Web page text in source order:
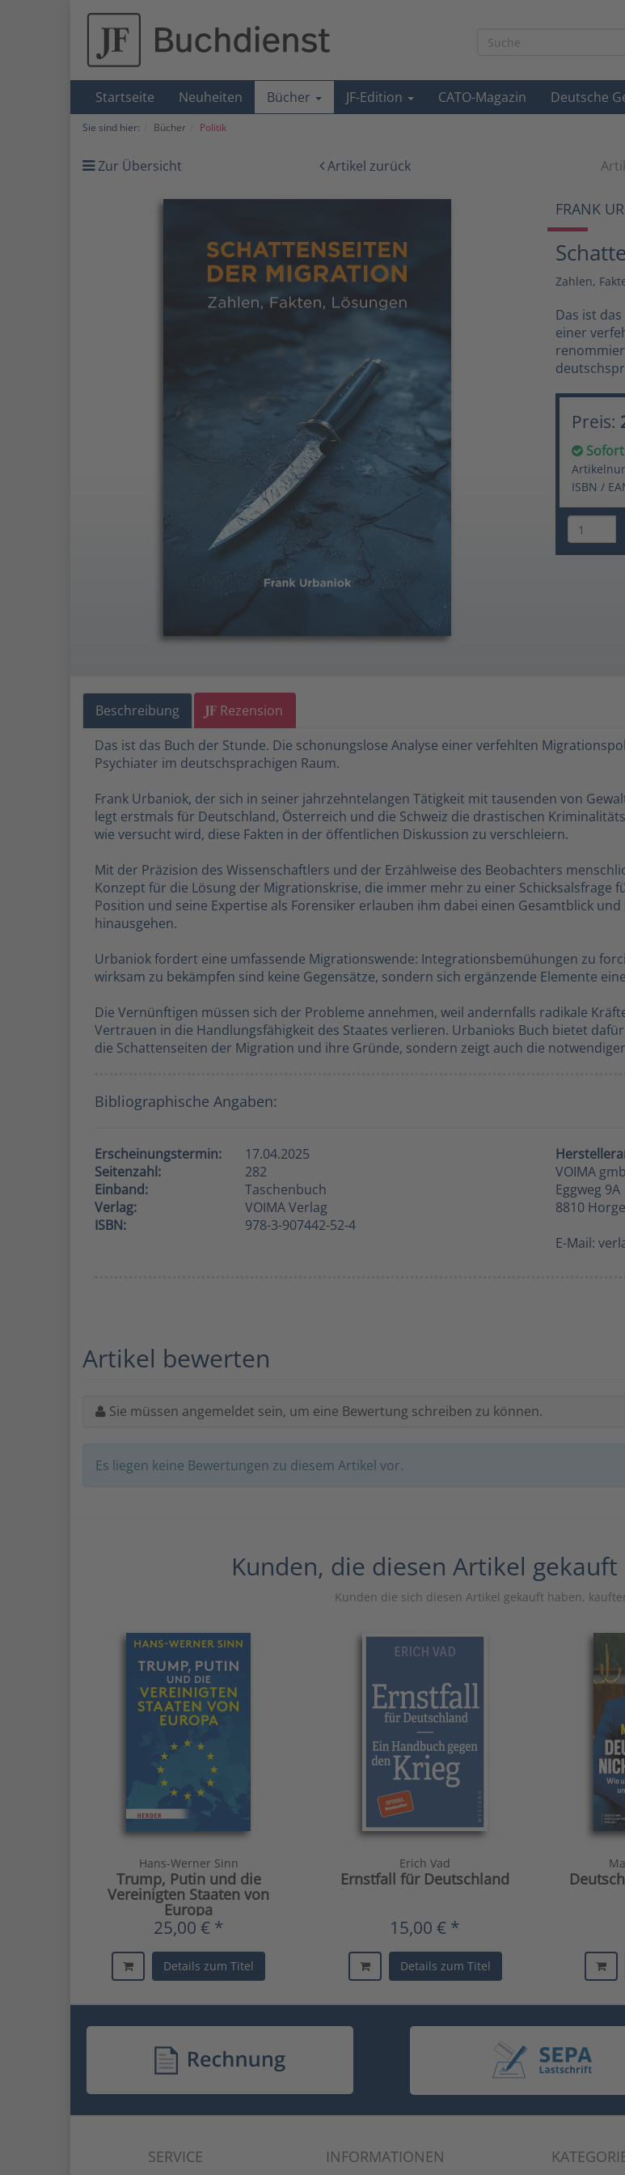
Startseite Neuheiten Bücher JF-Edition CATO-Magazin Deutsche
Sie sind hier: Bücher Politik
Zur Übersicht Artikel zurück
FRANK
Zahlen,
Das ist
einer
Preis:
ISBN /
Beschreibung
Rezension
Das ist das Buch der Stunde. Die schonungslose Analyse einer verfehlten
Psychiater im deutschsprachigen Raum.
Frank Urbaniok, der sich in seiner jahrzehntelangen Tätigkeit mit tausenden von
legt erstmals für Deutschland, Österreich und die Schweiz die drastischen
wie versucht wird, diese Fakten in der öffentlichen Diskussion zu verschleiern.
Mit der Präzision des Wissenschaftlers und der Erzählweise des Beobachters
Konzept für die Lösung der Migrationskrise, die immer mehr zu einer Schicksalsfrage
Position und seine Expertise als Forensiker erlauben ihm dabei einen Gesamtblick
hinausgehen.
Urbaniok fordert eine umfassende Migrationswende: Integrationsbemühungen zu
wirksam zu bekämpfen sind keine Gegensätze, sondern sich ergänzende Elemente
Die Vernünftigen müssen sich der Probleme annehmen, weil andernfalls radikale
Vertrauen in die Handlungsfähigkeit des Staates verlieren. Urbanioks Buch bietet
die Schattenseiten der Migration und ihre Gründe, sondern zeigt auch die
Bibliographische Angaben:
Erscheinungstermin:
17.04.2025
Seitenzahl:
282
Einband:
Taschenbuch
Verlag:
VOIMA Verlag
ISBN:
978-3-907442-52-4
VOIMA
Eggweg 9A
8810
E-Mail:
Artikel bewerten
Sie müssen angemeldet sein, um eine Bewertung schreiben zu können.
Es liegen keine Bewertungen zu diesem Artikel vor.
Kunden, die diesen Artikel
Kunden die sich diesen Artikel gekauft haben,
Hans-Werner Sinn
Trump, Putin und die
Vereinigten Staaten von
Europa
25,00 € *
Details zum Titel
Erich Vad
Ernstfall für Deutschland
15,00 € *
Details zum Titel
SERVICE INFORMATIONEN